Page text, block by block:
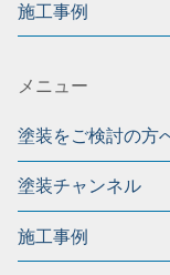
施工事例
メニュー
塗装をご検討の方
塗装チャンネル
施工事例